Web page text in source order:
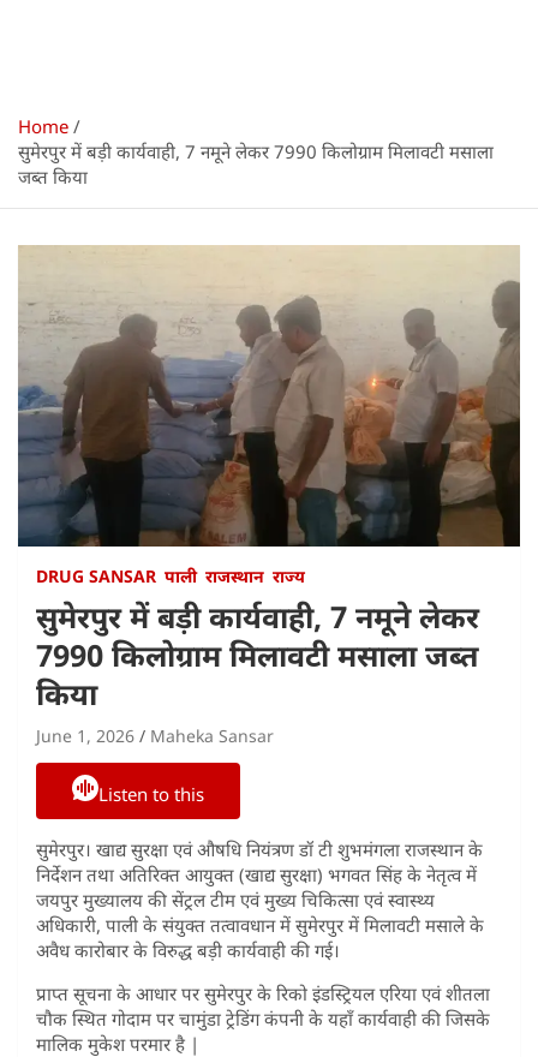
Home
सुमेरपुर में बड़ी कार्यवाही, 7 नमूने लेकर 7990 किलोग्राम मिलावटी मसाला
जब्त किया
DRUG SANSAR पाली राजस्थान राज्य
सुमेरपुर में बड़ी कार्यवाही, 7 नमूने लेकर
7990 किलोग्राम मिलावटी मसाला जब्त
किया
June 1, 2026 Maheka Sansar
Listen to this
सुमेरपुर। खाद्य सुरक्षा एवं औषधि नियंत्रण डॉ टी शुभमंगला राजस्थान के
निर्देशन तथा अतिरिक्त आयुक्त (खाद्य सुरक्षा) भगवत सिंह के नेतृत्व में
जयपुर मुख्यालय की सेंट्रल टीम एवं मुख्य चिकित्सा एवं स्वास्थ्य
अधिकारी, पाली के संयुक्त तत्वावधान में सुमेरपुर में मिलावटी मसाले के
अवैध कारोबार के विरुद्ध बड़ी कार्यवाही की गई।
प्राप्त सूचना के आधार पर सुमेरपुर के रिको इंडस्ट्रियल एरिया एवं शीतला
चौक स्थित गोदाम पर चामुंडा ट्रेडिंग कंपनी के यहाँ कार्यवाही की जिसके
मालिक मुकेश परमार है |